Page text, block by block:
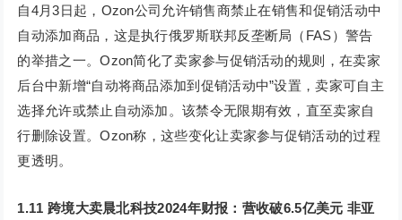
自4月3日起，Ozon公司允许销售商禁止在销售和促销活动中
自动添加商品，这是执行俄罗斯联邦反垄断局（FAS）警告
的举措之一。Ozon简化了卖家参与促销活动的规则，在卖家
后台中新增“自动将商品添加到促销活动中”设置，卖家可自主
选择允许或禁止自动添加。该禁令无限期有效，直至卖家自
行删除设置。Ozon称，这些变化让卖家参与促销活动的过程
更透明。
1.11 跨境大卖晨北科技2024年财报：营收破6.5亿美元 非亚